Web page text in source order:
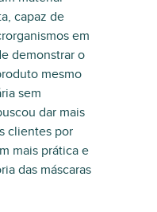
capaz de
em
demonstrar o
mesmo
sem
dar mais
clientes por
mais prática e
das máscaras